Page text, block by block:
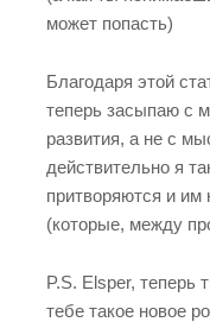
может попасть)
Благодаря этой
теперь засыпаю с
развития, а не с
действительно я
притворяются и
(которые, между
P.S. Elsper, теперь
тебе такое новое